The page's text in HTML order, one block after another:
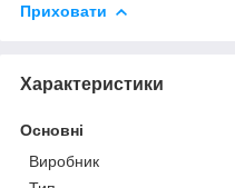
Приховати
Характеристики
Основні
Виробник